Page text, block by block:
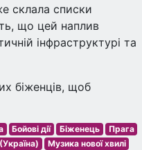
склала списки
що цей наплив
інфраструктурі та
біженців, щоб
Бойові дії Біженець
Прага
Музика нової хвилі